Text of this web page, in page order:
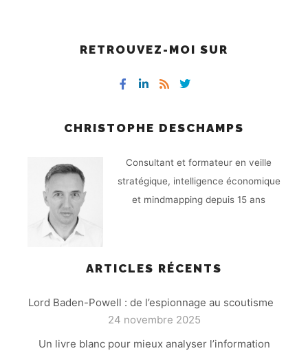
RETROUVEZ-MOI SUR
CHRISTOPHE DESCHAMPS
Consultant et formateur en veille
stratégique, intelligence économique
et mindmapping depuis 15 ans
ARTICLES RÉCENTS
Lord Baden-Powell : de l’espionnage au scoutisme
24 novembre 2025
Un livre blanc pour mieux analyser l’information